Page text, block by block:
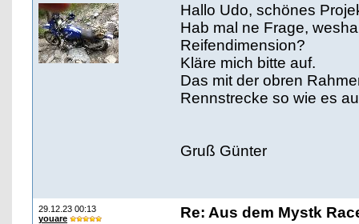
Hallo Udo, schönes
Hab mal ne Frage,
Reifendimension?
Kläre mich bitte auf.
Das mit der obren
Rennstrecke so wie es
Gruß Günter
29.12.23 00:13
youare
Re: Aus dem Mystk